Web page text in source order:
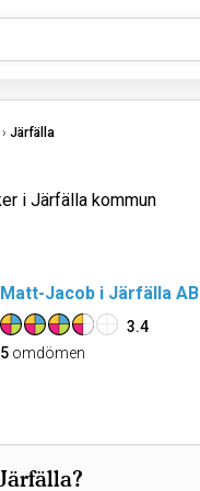
› Järfälla
i Järfälla kommun
Matt-Jacob i Järfälla AB
3.4
5 omdömen